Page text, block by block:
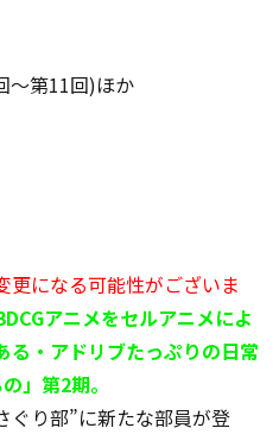
～第11回)ほか
になる可能性がございま
アニメをセルアニメによ
る・アドリブたっぷりの日常
」第2期。
ぐり部”に新たな部員が登